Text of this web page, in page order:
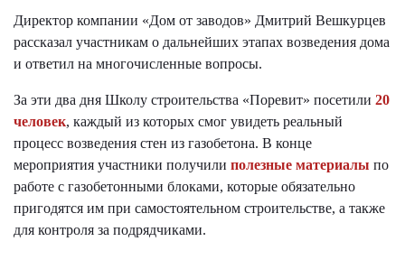
Директор компании «Дом от заводов» Дмитрий Вешкурцев
рассказал участникам о дальнейших этапах возведения дома
и ответил на многочисленные вопросы.
За эти два дня Школу строительства «Поревит» посетили 20
человек, каждый из которых смог увидеть реальный
процесс возведения стен из газобетона. В конце
мероприятия участники получили полезные материалы по
работе с газобетонными блоками, которые обязательно
пригодятся им при самостоятельном строительстве, а также
для контроля за подрядчиками.